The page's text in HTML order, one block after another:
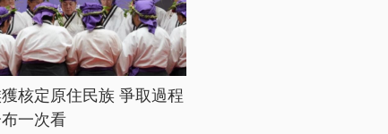
核定原住民族 爭取過程
一次看